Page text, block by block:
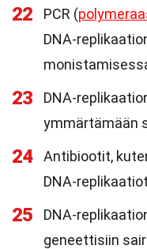
22 PCR (
DNA-
23
DNA-
ymmärtämään
24
Antibiootit,
DNA-
25
DNA-
geneettisiin